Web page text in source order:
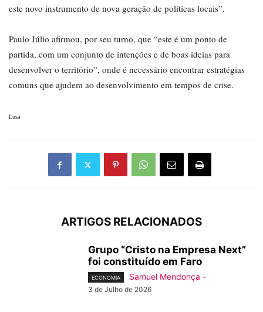
este novo instrumento de nova geração de políticas locais”.
Paulo Júlio afirmou, por seu turno, que “este é um ponto de
partida, com um conjunto de intenções e de boas ideias para
desenvolver o território”, onde é necessário encontrar estratégias
comuns que ajudem ao desenvolvimento em tempos de crise.
Lusa
ARTIGOS RELACIONADOS
Grupo “Cristo na Empresa Next”
foi constituído em Faro
ECONOMIA Samuel Mendonça -
3 de Julho de 2026